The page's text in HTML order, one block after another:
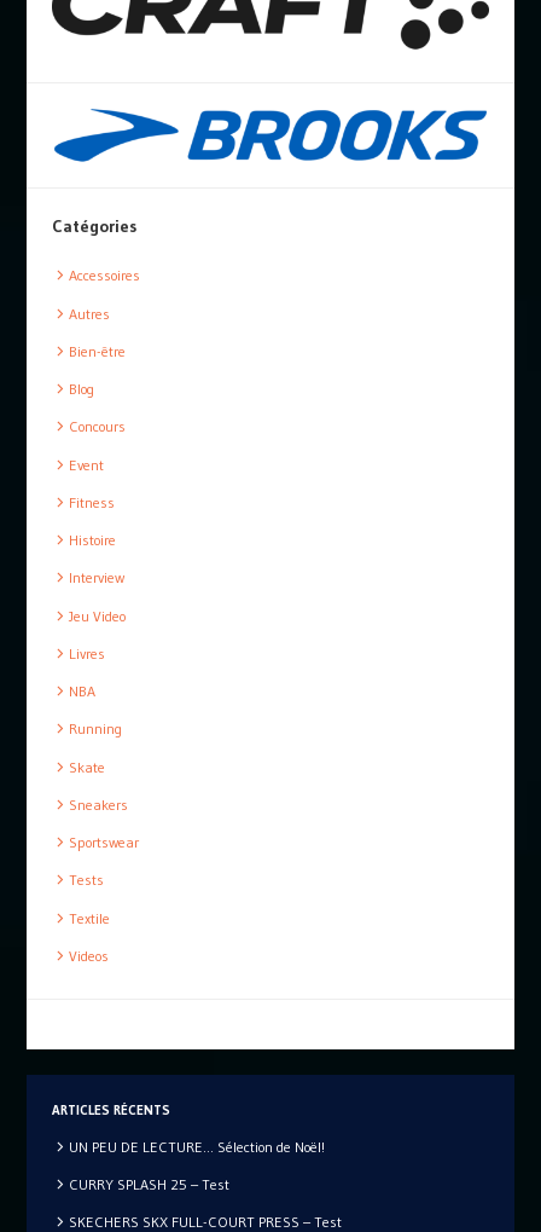
Catégories
Accessoires
Autres
Bien-être
Blog
Concours
Event
Fitness
Histoire
Interview
Jeu Video
Livres
NBA
Running
Skate
Sneakers
Sportswear
Tests
Textile
Videos
ARTICLES RÉCENTS
UN PEU DE LECTURE… Sélection de Noël!
CURRY SPLASH 25 – Test
SKECHERS SKX FULL-COURT PRESS – Test